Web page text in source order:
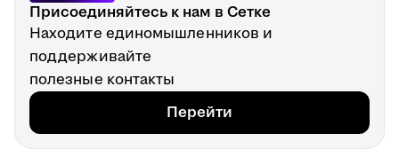
Присоединяйтесь к нам в Сетке
Находите единомышленников и
поддерживайте
полезные контакты
Перейти